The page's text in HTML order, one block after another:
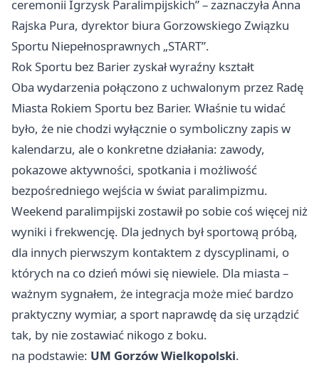
ceremonii Igrzysk Paralimpijskich” – zaznaczyła Anna
Rajska Pura, dyrektor biura Gorzowskiego Związku
Sportu Niepełnosprawnych „START”.
Rok Sportu bez Barier zyskał wyraźny kształt
Oba wydarzenia połączono z uchwalonym przez Radę
Miasta Rokiem Sportu bez Barier. Właśnie tu widać
było, że nie chodzi wyłącznie o symboliczny zapis w
kalendarzu, ale o konkretne działania: zawody,
pokazowe aktywności, spotkania i możliwość
bezpośredniego wejścia w świat paralimpizmu.
Weekend paralimpijski zostawił po sobie coś więcej niż
wyniki i frekwencję. Dla jednych był sportową próbą,
dla innych pierwszym kontaktem z dyscyplinami, o
których na co dzień mówi się niewiele. Dla miasta –
ważnym sygnałem, że integracja może mieć bardzo
praktyczny wymiar, a sport naprawdę da się urządzić
tak, by nie zostawiać nikogo z boku.
na podstawie: UM Gorzów Wielkopolski.